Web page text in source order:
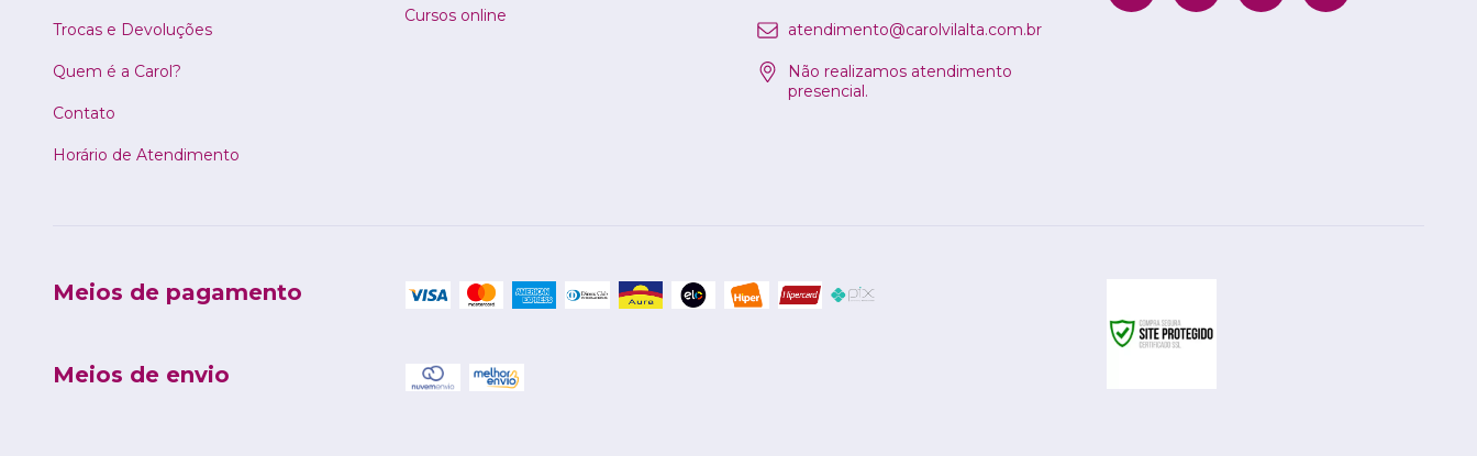
Trocas e Devoluções
Quem é a Carol?
Contato
Horário de Atendimento
Cursos online
atendimento@carolvilalta.com.br
Não realizamos atendimento
presencial.
Meios de pagamento
Meios de envio